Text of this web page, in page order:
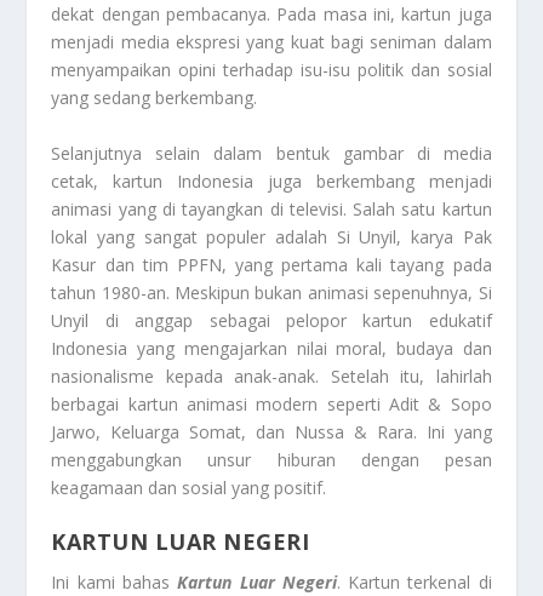
dekat dengan pembacanya. Pada masa ini, kartun juga
menjadi media ekspresi yang kuat bagi seniman dalam
menyampaikan opini terhadap isu-isu politik dan sosial
yang sedang berkembang.
Selanjutnya selain dalam bentuk gambar di media
cetak, kartun Indonesia juga berkembang menjadi
animasi yang di tayangkan di televisi. Salah satu kartun
lokal yang sangat populer adalah Si Unyil, karya Pak
Kasur dan tim PPFN, yang pertama kali tayang pada
tahun 1980-an. Meskipun bukan animasi sepenuhnya, Si
Unyil di anggap sebagai pelopor kartun edukatif
Indonesia yang mengajarkan nilai moral, budaya dan
nasionalisme kepada anak-anak. Setelah itu, lahirlah
berbagai kartun animasi modern seperti Adit & Sopo
Jarwo, Keluarga Somat, dan Nussa & Rara. Ini yang
menggabungkan unsur hiburan dengan pesan
keagamaan dan sosial yang positif.
KARTUN LUAR NEGERI
Ini kami bahasKartun Luar Negeri. Kartun terkenal di